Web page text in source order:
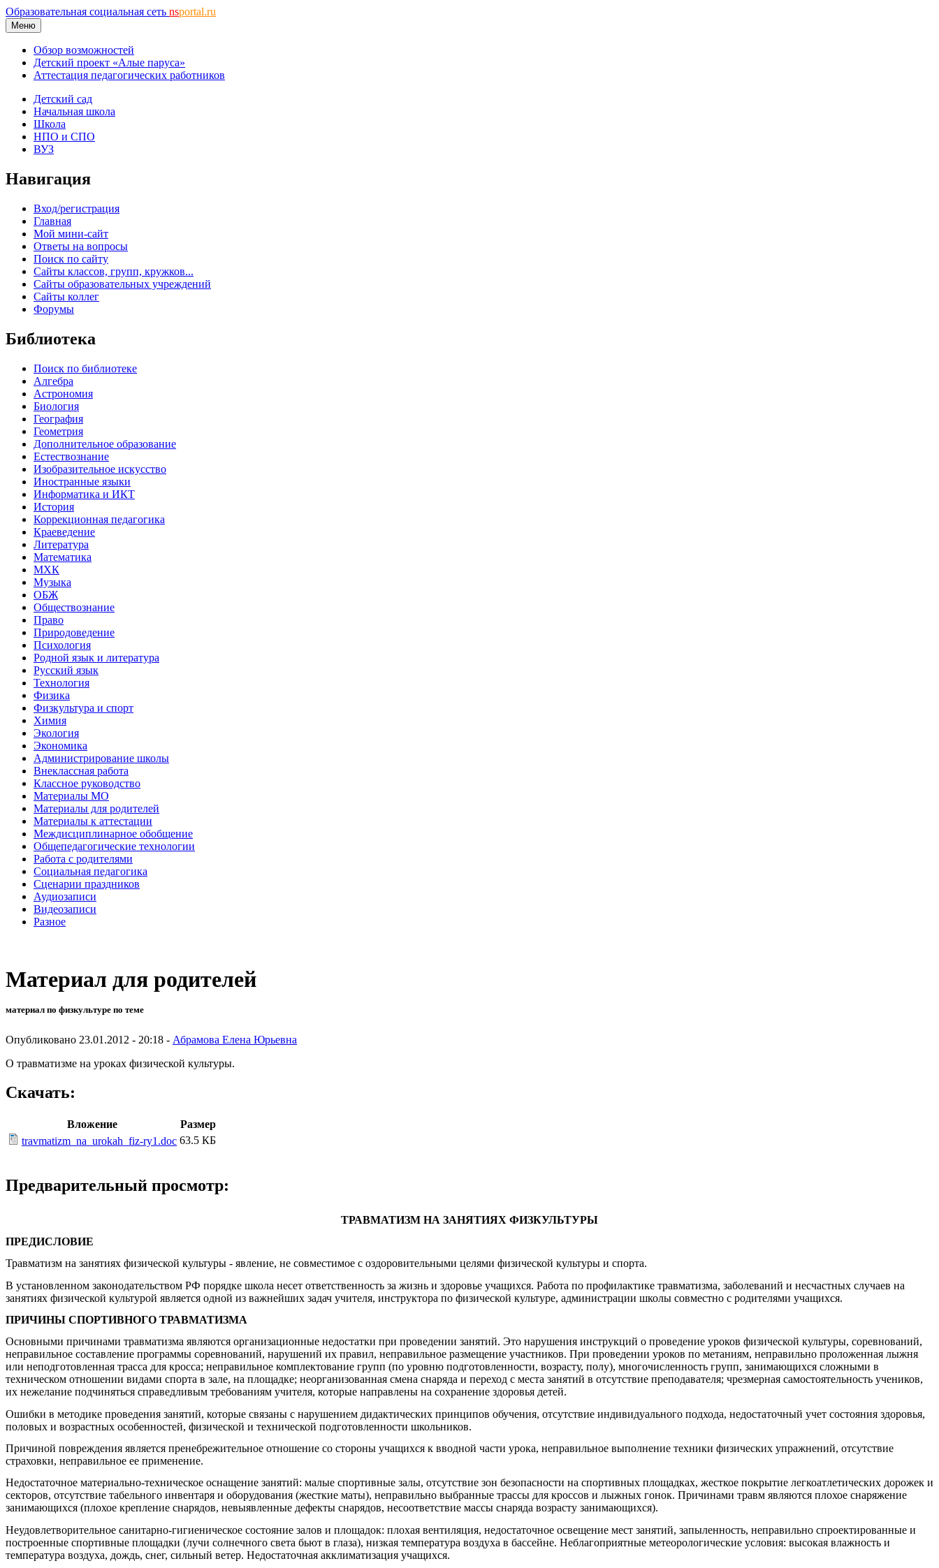
Образовательная социальная сеть nsportal.ru
Меню
Обзор возможностей
Детский проект «Алые паруса»
Аттестация педагогических работников
Детский сад
Начальная школа
Школа
НПО и СПО
ВУЗ
Навигация
Вход/регистрация
Главная
Мой мини-сайт
Ответы на вопросы
Поиск по сайту
Сайты классов, групп, кружков...
Сайты образовательных учреждений
Сайты коллег
Форумы
Библиотека
Поиск по библиотеке
Алгебра
Астрономия
Биология
География
Геометрия
Дополнительное образование
Естествознание
Изобразительное искусство
Иностранные языки
Информатика и ИКТ
История
Коррекционная педагогика
Краеведение
Литература
Математика
МХК
Музыка
ОБЖ
Обществознание
Право
Природоведение
Психология
Родной язык и литература
Русский язык
Технология
Физика
Физкультура и спорт
Химия
Экология
Экономика
Администрирование школы
Внеклассная работа
Классное руководство
Материалы МО
Материалы для родителей
Материалы к аттестации
Междисциплинарное обобщение
Общепедагогические технологии
Работа с родителями
Социальная педагогика
Сценарии праздников
Аудиозаписи
Видеозаписи
Разное
Материал для родителей
материал по физкультуре по теме
Опубликовано 23.01.2012 - 20:18 - Абрамова Елена Юрьевна
О травматизме на уроках физической культуры.
Скачать:
Вложение
Размер
travmatizm_na_urokah_fiz-ry1.doc 63.5 КБ
Предварительный просмотр:
ТРАВМАТИЗМ НА ЗАНЯТИЯХ ФИЗКУЛЬТУРЫ
ПРЕДИСЛОВИЕ
Травматизм на занятиях физической культуры - явление, не совместимое с оздоровительными целями физической культуры и спорта.
В установленном законодательством РФ порядке школа несет ответственность за жизнь и здоровье учащихся. Работа по профилактике травматизма, заболеваний и несчастных случаев на
занятиях физической культурой является одной из важнейших задач учителя, инструктора по физической культуре, администрации школы совместно с родителями учащихся.
ПРИЧИНЫ СПОРТИВНОГО ТРАВМАТИЗМА
Основными причинами травматизма являются организационные недостатки при проведении занятий. Это нарушения инструкций о проведение уроков физической культуры, соревнований,
неправильное составление программы соревнований, нарушений их правил, неправильное размещение участников. При проведении уроков по метаниям, неправильно проложенная лыжня
или неподготовленная трасса для кросса; неправильное комплектование групп (по уровню подготовленности, возрасту, полу), многочисленность групп, занимающихся сложными в
техническом отношении видами спорта в зале, на площадке; неорганизованная смена снаряда и переход с места занятий в отсутствие преподавателя; чрезмерная самостоятельность учеников,
их нежелание подчиняться справедливым требованиям учителя, которые направлены на сохранение здоровья детей.
Ошибки в методике проведения занятий, которые связаны с нарушением дидактических принципов обучения, отсутствие индивидуального подхода, недостаточный учет состояния здоровья,
половых и возрастных особенностей, физической и технической подготовленности школьников.
Причиной повреждения является пренебрежительное отношение со стороны учащихся к вводной части урока, неправильное выполнение техники физических упражнений, отсутствие
страховки, неправильное ее применение.
Недостаточное материально-техническое оснащение занятий: малые спортивные залы, отсутствие зон безопасности на спортивных площадках, жесткое покрытие легкоатлетических дорожек и
секторов, отсутствие табельного инвентаря и оборудования (жесткие маты), неправильно выбранные трассы для кроссов и лыжных гонок. Причинами травм являются плохое снаряжение
занимающихся (плохое крепление снарядов, невыявленные дефекты снарядов, несоответствие массы снаряда возрасту занимающихся).
Неудовлетворительное санитарно-гигиеническое состояние залов и площадок: плохая вентиляция, недостаточное освещение мест занятий, запыленность, неправильно спроектированные и
построенные спортивные площадки (лучи солнечного света бьют в глаза), низкая температура воздуха в бассейне. Неблагоприятные метеорологические условия: высокая влажность и
температура воздуха, дождь, снег, сильный ветер. Недостаточная акклиматизация учащихся.